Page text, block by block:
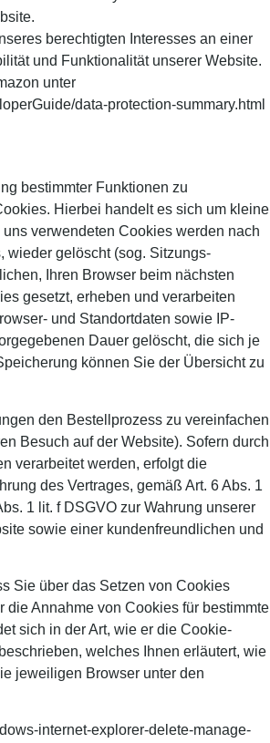
berechtigten Interesses an einer
und Funktionalität unserer Website.
unter
data-protection-summary.html
bestimmter Funktionen zu
Hierbei handelt es sich um kleine
verwendeten Cookies werden nach
wieder gelöscht (sog. Sitzungs-
Ihren Browser beim nächsten
gesetzt, erheben und verarbeiten
und Standortdaten sowie IP-
Dauer gelöscht, die sich je
können Sie der Übersicht zu
den Bestellprozess zu vereinfachen
Besuch auf der Website). Sofern durch
verarbeitet werden, erfolgt die
des Vertrages, gemäß Art. 6 Abs. 1
1 lit. f DSGVO zur Wahrung unserer
sowie einer kundenfreundlichen und
Sie über das Setzen von Cookies
Annahme von Cookies für bestimmte
sich in der Art, wie er die Cookie-
welches Ihnen erläutert, wie
jeweiligen Browser unter den
internet-explorer-delete-manage-